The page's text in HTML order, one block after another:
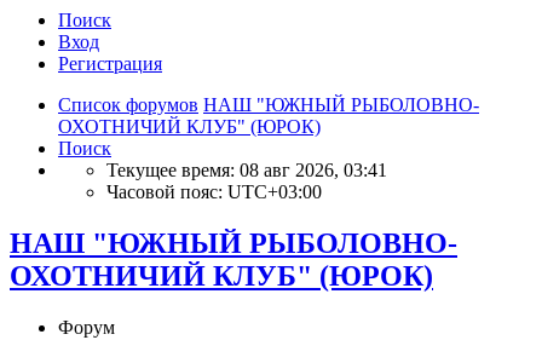
Поиск
Вход
Регистрация
Список форумов НАШ "ЮЖНЫЙ РЫБОЛОВНО-
ОХОТНИЧИЙ КЛУБ" (ЮРОК)
Поиск
Текущее время: 08 авг 2026, 03:41
Часовой пояс: UTC+03:00
НАШ "ЮЖНЫЙ РЫБОЛОВНО-
ОХОТНИЧИЙ КЛУБ" (ЮРОК)
Форум